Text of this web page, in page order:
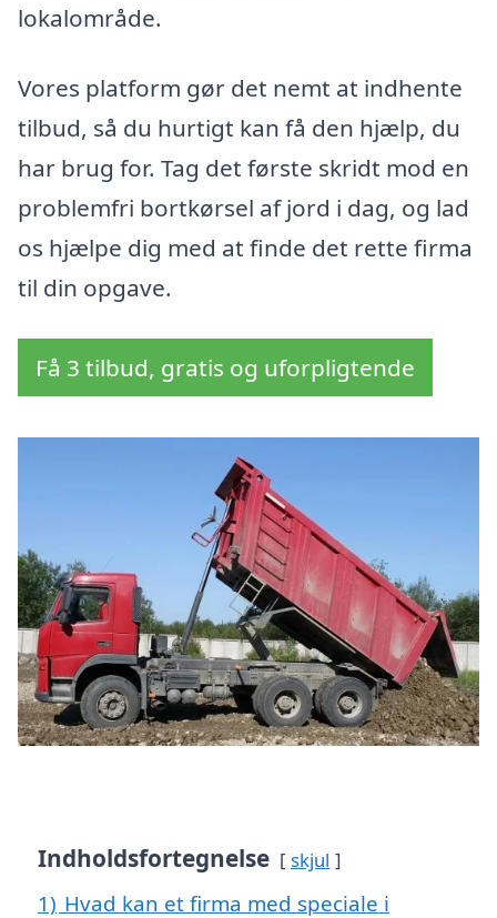
lokalområde.
Vores platform gør det nemt at indhente
tilbud, så du hurtigt kan få den hjælp, du
har brug for. Tag det første skridt mod en
problemfri bortkørsel af jord i dag, og lad
os hjælpe dig med at finde det rette firma
til din opgave.
Få 3 tilbud, gratis og uforpligtende
Indholdsfortegnelse skjul
1) Hvad kan et firma med speciale i